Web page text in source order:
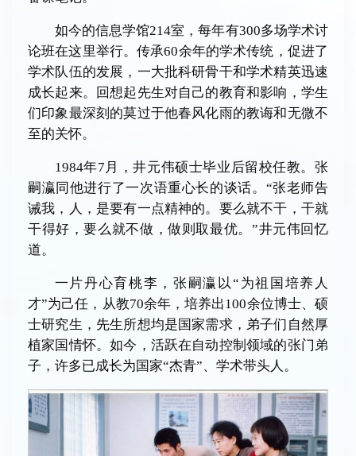
如今的信息学馆214室，每年有300多场学术讨
论班在这里举行。传承60余年的学术传统，促进了
学术队伍的发展，一大批科研骨干和学术精英迅速
成长起来。回想起先生对自己的教育和影响，学生
们印象最深刻的莫过于他春风化雨的教诲和无微不
至的关怀。
1984年7月，井元伟硕士毕业后留校任教。张
嗣瀛同他进行了一次语重心长的谈话。“张老师告
诫我，人，是要有一点精神的。要么就不干，干就
干得好，要么就不做，做则取最优。”井元伟回忆
道。
一片丹心育桃李，张嗣瀛以“为祖国培养人
才”为己任，从教70余年，培养出100余位博士、硕
士研究生，先生所想均是国家需求，弟子们自然厚
植家国情怀。如今，活跃在自动控制领域的张门弟
子，许多已成长为国家“杰青”、学术带头人。